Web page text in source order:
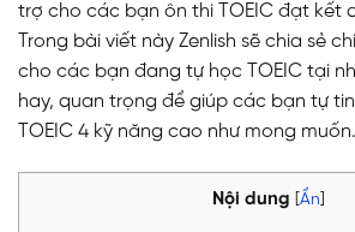
trợ cho các bạn ôn thi TOEIC đạt kết
Trong bài viết này Zenlish sẽ chia sẻ
cho các bạn đang tự học TOEIC tại
hay, quan trọng để giúp các bạn tự
TOEIC 4 kỹ năng cao như mong muốn.
Nội dung Ẩn